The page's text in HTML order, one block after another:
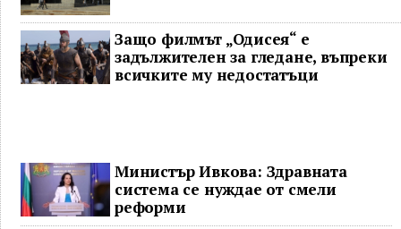
Защо филмът „Одисея“ е
задължителен за гледане, въпреки
всичките му недостатъци
Министър Ивкова: Здравната
система се нуждае от смели
реформи